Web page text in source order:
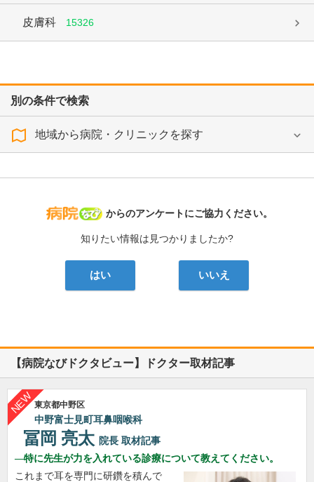
皮膚科 15326
別の条件で検索
地域から病院・クリニックを探す
病院なび
からのアンケートにご協力ください。
知りたい情報は見つかりましたか?
はい いいえ
【病院なびドクタビュー】ドクター取材記事
東京都中野区
中野富士見町耳鼻咽喉科
冨岡 亮太 院長 取材記事
特に先生が力を入れている診療について教えてください。
これまで耳を専門に研鑽を積んで